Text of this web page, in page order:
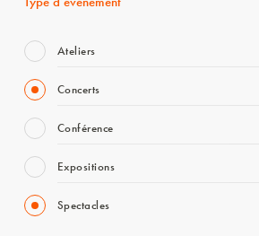
Ateliers
Concerts
Conférence
Expositions
Spectacles